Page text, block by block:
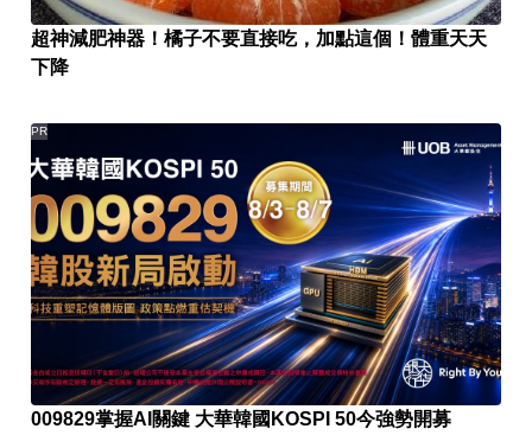
超神減肥神器！橘子不要直接吃，加點這個！體重天天
下降
009829掌握AI關鍵 大華韓國KOSPI 50今強勢開募
PR